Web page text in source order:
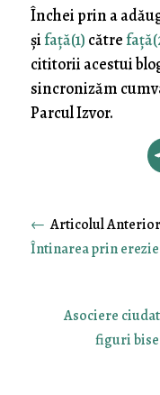
Închei prin a
şifaţă(1) către
cititorii acestui
sincronizăm
Parcul Izvor.
←
Întinarea prin
Asociere
figuri